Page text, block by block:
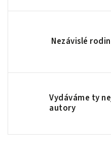
Nezávislé
Vydáváme ty
autory